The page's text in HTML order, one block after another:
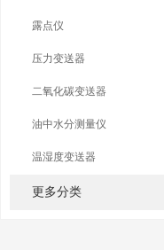
露点仪
压力变送器
二氧化碳变送器
油中水分测量仪
温湿度变送器
更多分类